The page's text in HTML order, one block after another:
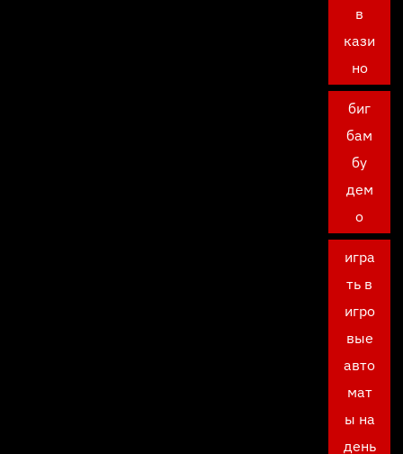
в
кази
но
биг
бам
бу
дем
о
игра
ть в
игро
вые
авто
мат
ы на
день